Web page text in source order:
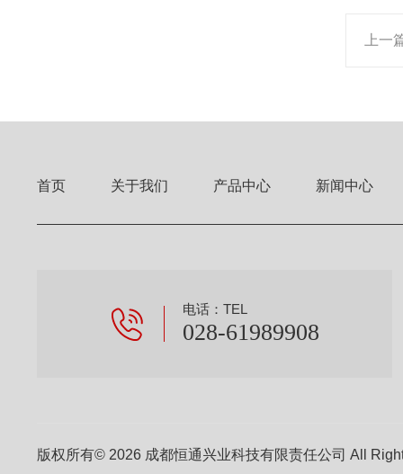
上一
首页 关于我们 产品中心 新闻中心
电话：TEL
028-61989908
版权所有© 2026 成都恒通兴业科技有限责任公司 All